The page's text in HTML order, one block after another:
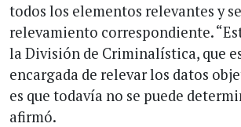
todos los elementos relevantes y
relevamiento correspondiente.
la División de Criminalística, que
encargada de relevar los datos
es que todavía no se puede
afirmó.